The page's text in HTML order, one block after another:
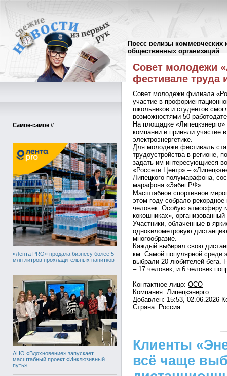
Пресс релизы коммерческих
общественных организаций
Самое-самое //
«Лента PRO» продала бизнесу более 5
млн литров прохладительных напитков
АНО «Вдохновение» запускает
масштабный проект «Инклюзивный
путь»
Пресс-релизы//
Совет молодежи
фестивале труда
Совет молодежи филиала
участие в
школьников и студентов
возможностями 50
На площадке «Липецкэнерго»
компании и приняли участие
электроэнергетике.
Для молодежи фестиваль
трудоустройства в регионе,
задать им интересующиеся
«Россети Центр» –
Липецкого полумарафона,
марафона «Забег.РФ».
Масштабное спортивное
этом году собрало рекордное
человек. Особую атмосферу
кокошниках»,
Участники, облаченные в
однокилометровую
многообразие.
Каждый выбирал свою
км. Самой популярной среди
выбрали 20 любителей бега.
– 17 человек, и 6 человек
Контактное лицо: ОСО
Компания: Липецкэнерго
Добавлен: 15:53, 02.06.2026
Страна: Россия
Клиенты
всё чаще